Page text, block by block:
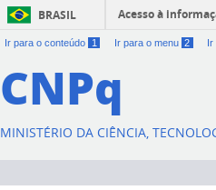
BRASIL Acesso à
Ir para o conteúdo 1 Ir para o menu 2 Ir
CNPq
MINISTÉRIO DA CIÊNCIA,